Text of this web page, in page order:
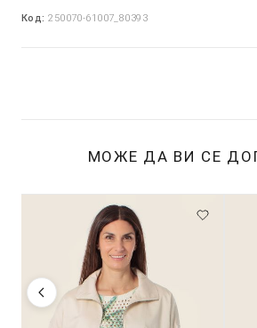
Код: 250070-61007_80393
МОЖЕ ДА ВИ СЕ